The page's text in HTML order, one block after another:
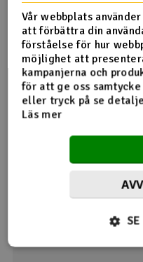
Presentkort
Altid fin
12.09.2018 av Bjørn
Ok
Detta hjälpte mig 1
Ge
Vår webbplats
att förbättra din
förståelse för hur
möjlighet att
kampanjerna och
för att ge oss
eller tryck på se
Läs mer
SE